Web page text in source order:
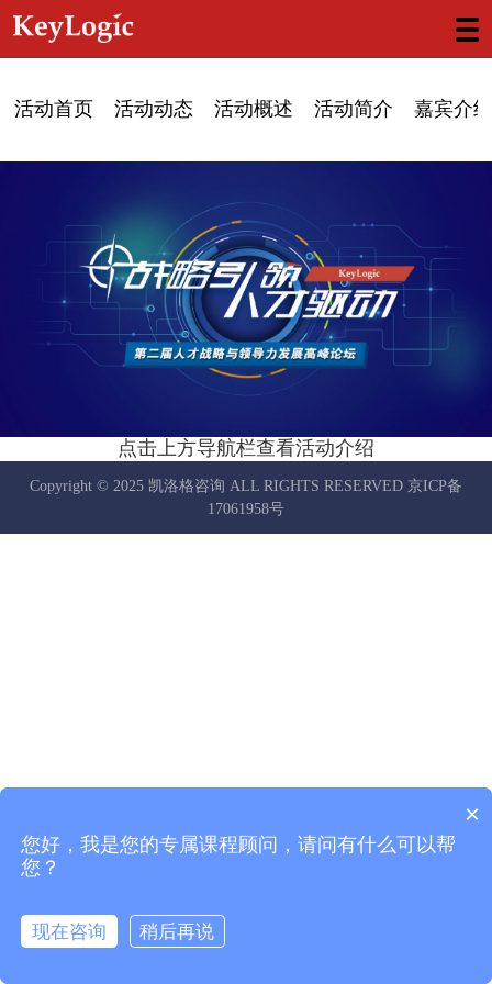
活动首页 活动动态 活动概述 活动简介 嘉宾介
点击上方导航栏查看活动介绍
Copyright © 2025 凯洛格咨询 ALL RIGHTS RESERVED 京ICP备
17061958号
×
您好，我是您的专属课程顾问，请问有什么可以帮
您？
现在咨询 稍后再说